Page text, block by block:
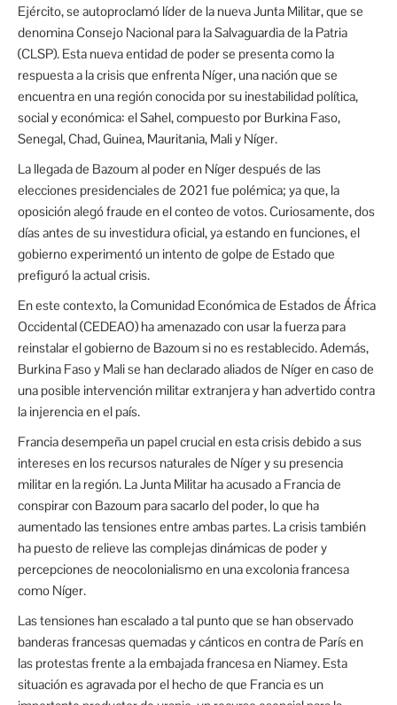
Ejército, se autoproclamó líder de la nueva Junta Militar, que se
denomina Consejo Nacional para la Salvaguardia de la Patria
(CLSP). Esta nueva entidad de poder se presenta como la
respuesta a la crisis que enfrenta Níger, una nación que se
encuentra en una región conocida por su inestabilidad política,
social y económica: el Sahel, compuesto por Burkina Faso,
Senegal, Chad, Guinea, Mauritania, Mali y Níger.
La llegada de Bazoum al poder en Níger después de las
elecciones presidenciales de 2021 fue polémica; ya que, la
oposición alegó fraude en el conteo de votos. Curiosamente, dos
días antes de su investidura oficial, ya estando en funciones, el
gobierno experimentó un intento de golpe de Estado que
prefiguró la actual crisis.
En este contexto, la Comunidad Económica de Estados de África
Occidental (CEDEAO) ha amenazado con usar la fuerza para
reinstalar el gobierno de Bazoum si no es restablecido. Además,
Burkina Faso y Mali se han declarado aliados de Níger en caso de
una posible intervención militar extranjera y han advertido contra
la injerencia en el país.
Francia desempeña un papel crucial en esta crisis debido a sus
intereses en los recursos naturales de Níger y su presencia
militar en la región. La Junta Militar ha acusado a Francia de
conspirar con Bazoum para sacarlo del poder, lo que ha
aumentado las tensiones entre ambas partes. La crisis también
ha puesto de relieve las complejas dinámicas de poder y
percepciones de neocolonialismo en una excolonia francesa
como Níger.
Las tensiones han escalado a tal punto que se han observado
banderas francesas quemadas y cánticos en contra de París en
las protestas frente a la embajada francesa en Niamey. Esta
situación es agravada por el hecho de que Francia es un